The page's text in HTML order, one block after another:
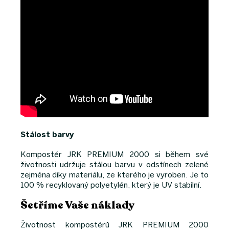
Stálost barvy
Kompostér JRK PREMIUM 2000 si během své
životnosti udržuje stálou barvu v odstínech zelené
zejména díky materiálu, ze kterého je vyroben. Je to
100 % recyklovaný polyetylén, který je UV stabilní.
Šetříme Vaše náklady
Životnost kompostérů JRK PREMIUM 2000